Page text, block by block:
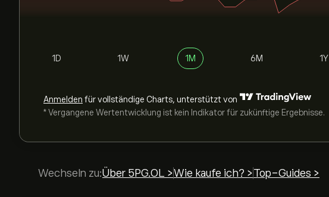
1D 1W 1M 6M 1Y
Anmelden für vollständige Charts, unterstützt von
* Vergangene Wertentwicklung ist kein Indikator für zukünftige Ergebnisse.
Wechseln zu:Über 5PG.OL >Wie kaufe ich? > Top-Guides >